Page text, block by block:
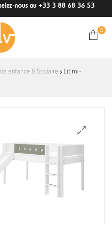
nous au +33 3 88 68 36 53
0
enfance & Scolaire
Lit mi-